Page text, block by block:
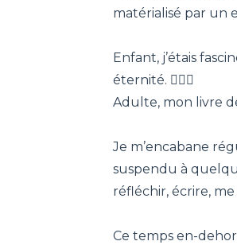
matérialisé par un
Enfant, j’étais
éternité. 🧙🏻‍♀️
Adulte, mon livre
Je m’encabane
suspendu à
réfléchir, écrire, me
Ce temps en-